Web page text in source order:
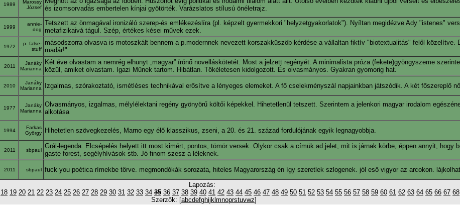
1989
Marossy
József és izomsorvadás embertelen kínjai gyötörték. Varázslatos stílusú önéletrajz.
1999
annie-
dog
Tetszett az önmagával ironizáló szerep-és emlékezéslíra (pl. képzelt gyermekkori "helyzetgyakorlatok"). Nyíltan megidézve Ady "istenes"
metafizikaivá tágul. Szép, értékes kései művek ezek.
1972
p. false-
stuff
másodszorra olvasva is motoszkált bennem a p.modernnek nevezett korszakküszöb kérdése a vállaltan fiktív "biotextualitás" felől közelítve.
madár!"
2011
Janáky
Marianna
Két éve olvastam a nemrég elhunyt „magyar” írónő novelláskötetét. Most a jelzett regényét. A minimalista próza (fekete)gyöngyszeme
közül, amiket olvastam. Igazi Műnek tartom. Hibátlan. Tökéletesen kidolgozott. És olvasmányos. Gyakran gyomorig hat.
2010
Janáky
Marianna
Izgalmas, szórakoztató, ismétléses technikával erősítve a lényeges elemeket. A fő cselekményszál napjainkban játszódik. A két főszereplő
1977
Janáky
Marianna
Olvasmányos, izgalmas, mélylélektani regény gyönyörű költői képekkel. Hihetetlenül tetszett. Szerintem a jelenkori magyar irodalom
alkotása
1994
Farkas
György
Hihetetlen szövegkezelés, Marno egy élő klasszikus, zseni, a 20. és 21. század fordulójának egyik legnagyobbja.
2011 sbpaul
Grál-legenda. Elcsépelés helyett itt most kimért, pontos, tömör versek. Olykor csak a címük ad jelet, mit is járnak körbe, éppen annyit, hogy
gaste forest, segélyhívások stb. Jó finom szesz a léleknek.
2011 sbpaul fuck you poética rímekbe törve. megmondókák sorozata, hiteles Magyarország én így szeretlek szlogenek. jól eső vigyor az arcokon.
Lapozás:
18 19 20 21 22 23 24 25 26 27 28 29 30 31 32 33 34 35 36 37 38 39 40 41 42 43 44 45 46 47 48 49 50 51 52 53 54 55 56 57 58 59 60 61 62 63 64 65 66 67 68
Szerzők: [abcdefghij k mnoprstuvwz]